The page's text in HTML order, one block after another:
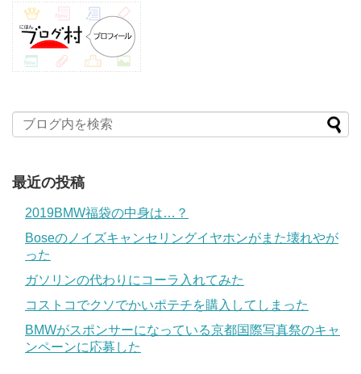
最近の投稿
2019BMW福袋の中身は…？
Boseのノイズキャンセリングイヤホンがまた壊れやが
った
ガソリンの代わりにコーラ入れてみた
コストコでクソでかいポテチを購入してしまった
BMWがスポンサーになっている京都国際写真祭のキャ
ンペーンに応募した